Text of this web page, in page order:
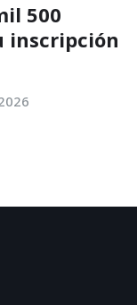
500
inscripción